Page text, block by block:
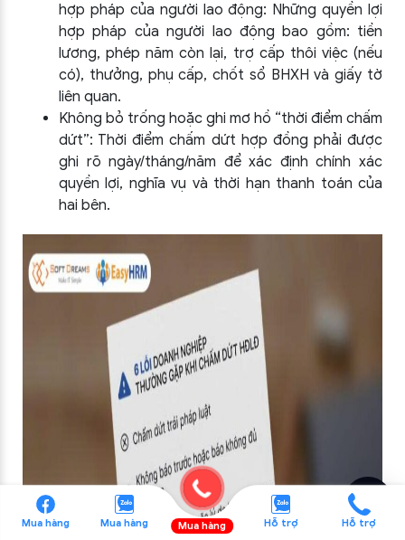
hợp pháp của người lao động: Những quyền lợi
hợp pháp của người lao động bao gồm: tiền
lương, phép năm còn lại, trợ cấp thôi việc (nếu
có), thưởng, phụ cấp, chốt sổ BHXH và giấy tờ
liên quan.
Không bỏ trống hoặc ghi mơ hồ “thời điểm chấm
dứt”: Thời điểm chấm dứt hợp đồng phải được
ghi rõ ngày/tháng/năm để xác định chính xác
quyền lợi, nghĩa vụ và thời hạn thanh toán của
hai bên.
Mua hàng Mua hàng Mua hàng Hỗ trợ Hỗ trợ